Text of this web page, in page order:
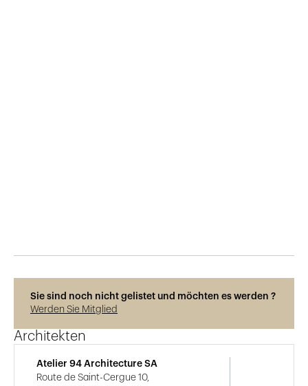
Sie sind noch nicht gelistet und möchten es werden ?
Werden Sie Mitglied
Architekten
Atelier 94 Architecture SA
Route de Saint-Cergue 10,